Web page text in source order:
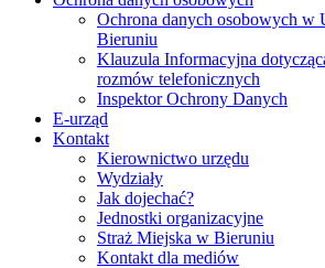
Ochrona danych osobowych w
Bieruniu
Klauzula Informacyjna
rozmów telefonicznych
Inspektor Ochrony Danych
E-urząd
Kontakt
Kierownictwo urzędu
Wydziały
Jak dojechać?
Jednostki organizacyjne
Straż Miejska w Bieruniu
Kontakt dla mediów